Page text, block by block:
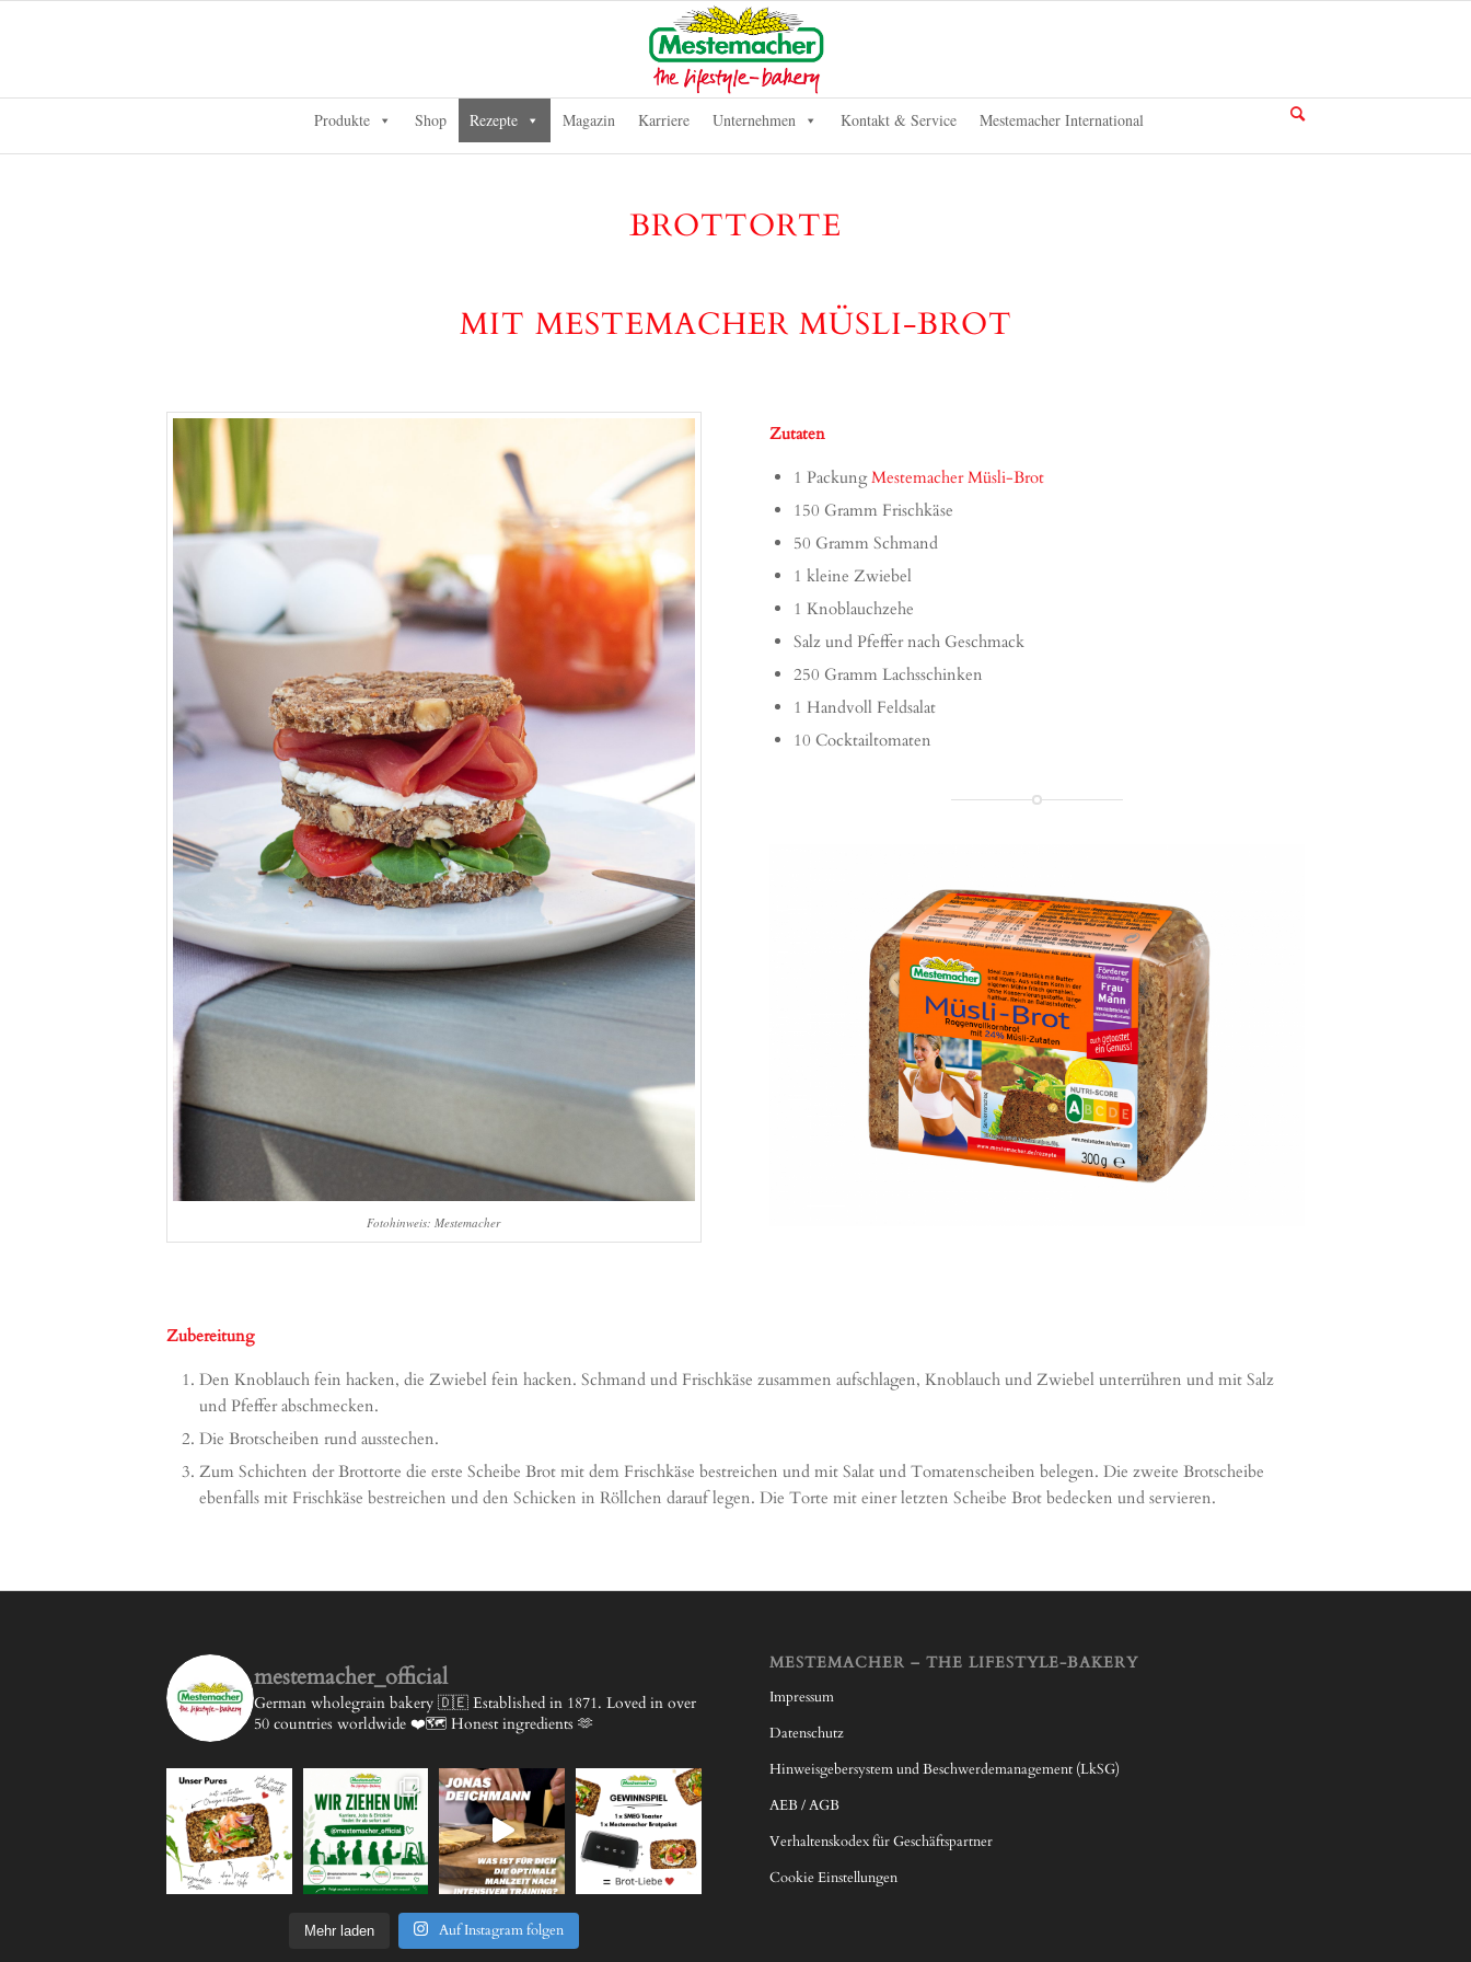
Produkte Shop Rezepte Magazin Karriere Unternehmen Kontakt & Service Mestemacher International
BROTTORTE
MIT MESTEMACHER MÜSLI-BROT
Fotohinweis: Mestemacher
Zutaten
1 PackungMestemacher Müsli-Brot
150 Gramm Frischkäse
50 Gramm Schmand
1 kleine Zwiebel
1 Knoblauchzehe
Salz und Pfeffer nach Geschmack
250 Gramm Lachsschinken
1 Handvoll Feldsalat
10 Cocktailtomaten
Zubereitung
Den Knoblauch fein hacken, die Zwiebel fein hacken. Schmand und Frischkäse zusammen aufschlagen, Knoblauch und Zwiebel unterrühren und mit Salz
und Pfeffer abschmecken.
Die Brotscheiben rund ausstechen.
Zum Schichten der Brottorte die erste Scheibe Brot mit dem Frischkäse bestreichen und mit Salat und Tomatenscheiben belegen. Die zweite Brotscheibe
ebenfalls mit Frischkäse bestreichen und den Schicken in Röllchen darauf legen. Die Torte mit einer letzten Scheibe Brot bedecken und servieren.
mestemacher_official
German wholegrain bakery 🇩🇪 Established in 1871. Loved in over
50 countries worldwide ❤️🗺️ Honest ingredients 🫶
Mehr laden Auf Instagram folgen
MESTEMACHER – THE LIFESTYLE-BAKERY
Impressum
Datenschutz
Hinweisgebersystem und Beschwerdemanagement (LkSG)
AEB / AGB
Verhaltenskodex für Geschäftspartner
Cookie Einstellungen